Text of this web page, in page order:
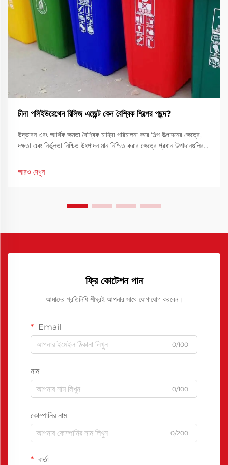
চীনা পলিইউরেথেন রিলিজ এজেন্ট কেন বৈশ্বিক শিল্পের পছন্দ?
উদ্ভাবন এবং আর্থিক ক্ষমতা বৈশ্বিক চাহিদা পরিচালনা করে শিল্প উত্পাদনের ক্ষেত্রে,
দক্ষতা এবং নির্ভুলতা নিশ্চিত উৎপাদন মান নিশ্চিত করার ক্ষেত্রে প্রধান উপাদানগুলির
আরও দেখুন
ফ্রি কোটেশন পান
আমাদের প্রতিনিধি শীঘ্রই আপনার সাথে যোগাযোগ করবেন।
Email
0/100
নাম
0/100
কোম্পানির নাম
0/200
বার্তা